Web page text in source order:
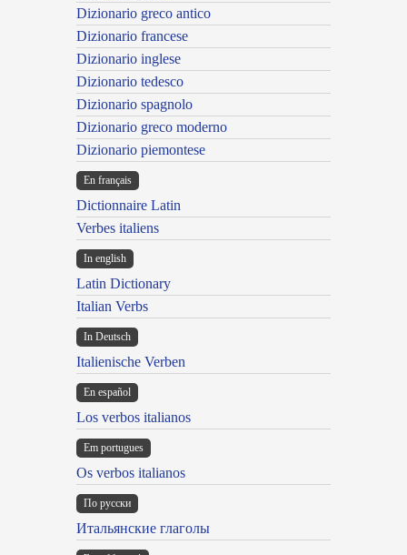
Dizionario greco antico
Dizionario francese
Dizionario inglese
Dizionario tedesco
Dizionario spagnolo
Dizionario greco moderno
Dizionario piemontese
En français
Dictionnaire Latin
Verbes italiens
In english
Latin Dictionary
Italian Verbs
In Deutsch
Italienische Verben
En español
Los verbos italianos
Em portugues
Os verbos italianos
По русски
Итальянские глаголы